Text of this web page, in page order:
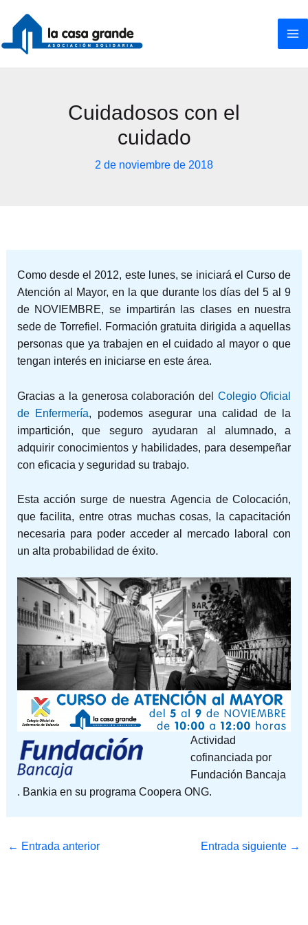
contenido
Cuidadosos con el
cuidado
2 de noviembre de 2018
Como desde el 2012, este lunes, se iniciará el Curso de
Atención al Mayor, en la que durante los días del 5 al 9
de NOVIEMBRE, se impartirán las clases en nuestra
sede de Torrefiel. Formación gratuita dirigida a aquellas
personas que ya trabajen en el cuidado al mayor o que
tengan interés en iniciarse en este área.
Gracias a la generosa colaboración del Colegio Oficial
de Enfermería, podemos asegurar una calidad de la
impartición, que seguro ayudaran al alumnado, a
adquirir conocimientos y habilidades, para desempeñar
con eficacia y seguridad su trabajo.
Esta acción surge de nuestra Agencia de Colocación,
que facilita, entre otras muchas cosas, la capacitación
necesaria para poder acceder al mercado laboral con
un alta probabilidad de éxito.
Actividad
cofinanciada por
Fundación Bancaja
. Bankia en su programa Coopera ONG.
← Entrada anterior Entrada siguiente →